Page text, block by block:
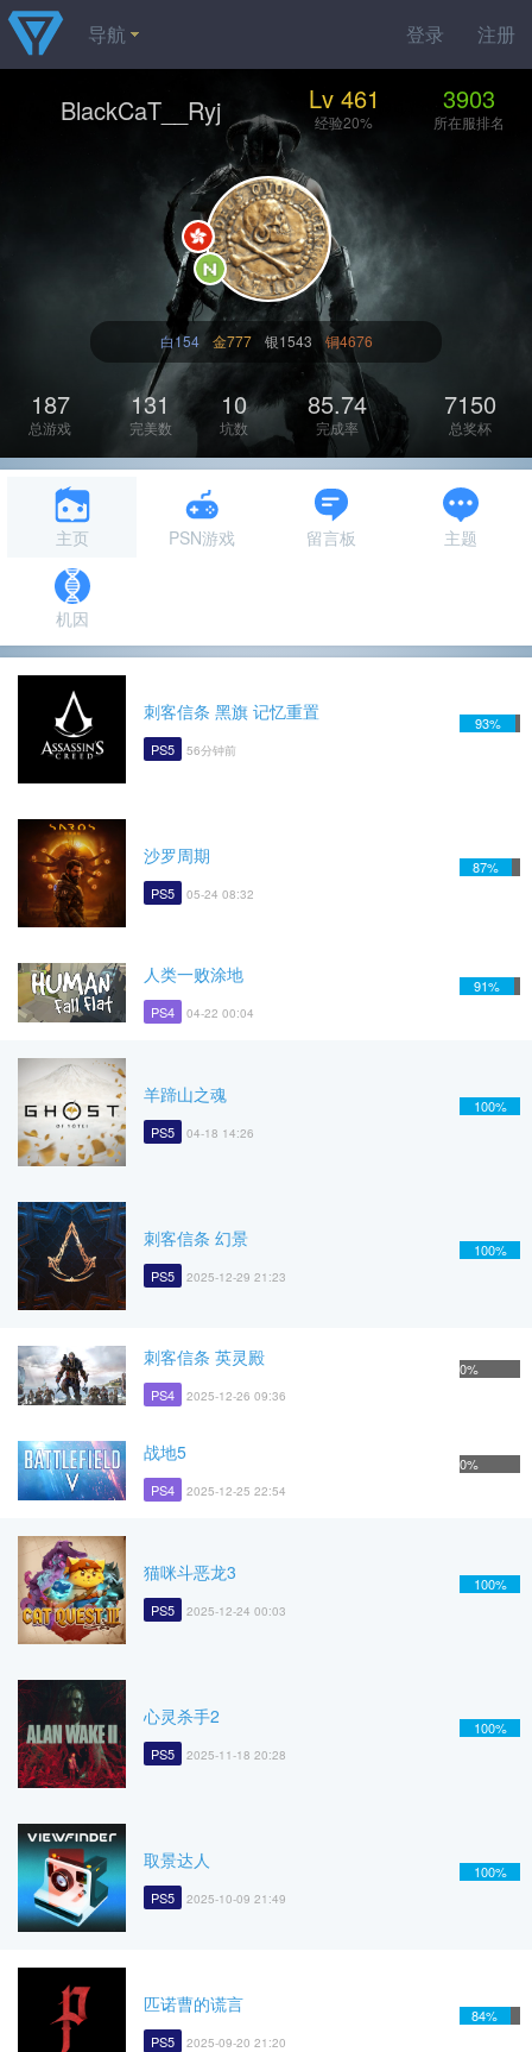
登录 注册
导航
BlackCaT__Ryj Lv 461
经验20%
3903
所在服排名
白154 金777 银1543 铜4676
187
总游戏
131
完美数
10
坑数
85.74
完成率
7150
总奖杯
主页 PSN游戏 留言板 主题
机因
刺客信条 黑旗 记忆重置
PS5 56分钟前
93%
沙罗周期
PS5 05-24 08:32
87%
人类一败涂地
PS4 04-22 00:04
91%
羊蹄山之魂
PS5 04-18 14:26
100%
刺客信条 幻景
PS5 2025-12-29 21:23
100%
刺客信条 英灵殿
PS4 2025-12-26 09:36
0%
战地5
PS4 2025-12-25 22:54
0%
猫咪斗恶龙3
PS5 2025-12-24 00:03
100%
心灵杀手2
PS5 2025-11-18 20:28
100%
取景达人
PS5 2025-10-09 21:49
100%
匹诺曹的谎言
PS5 2025-09-20 21:20
84%